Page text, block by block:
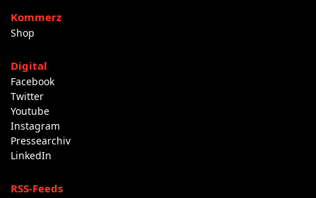
Kommerz
Shop
Digital
Facebook
Twitter
Youtube
Instagram
Pressearchiv
LinkedIn
RSS-Feeds